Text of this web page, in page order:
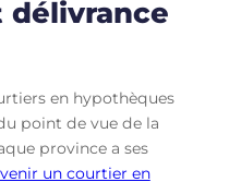
délivrance
en hypothèques
point de vue de la
province a ses
un courtier en